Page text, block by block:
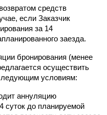
средств
если Заказчик
за 14
заезда.
бронирования (менее
осуществить
условиям:
аннуляцию
суток до планируемой